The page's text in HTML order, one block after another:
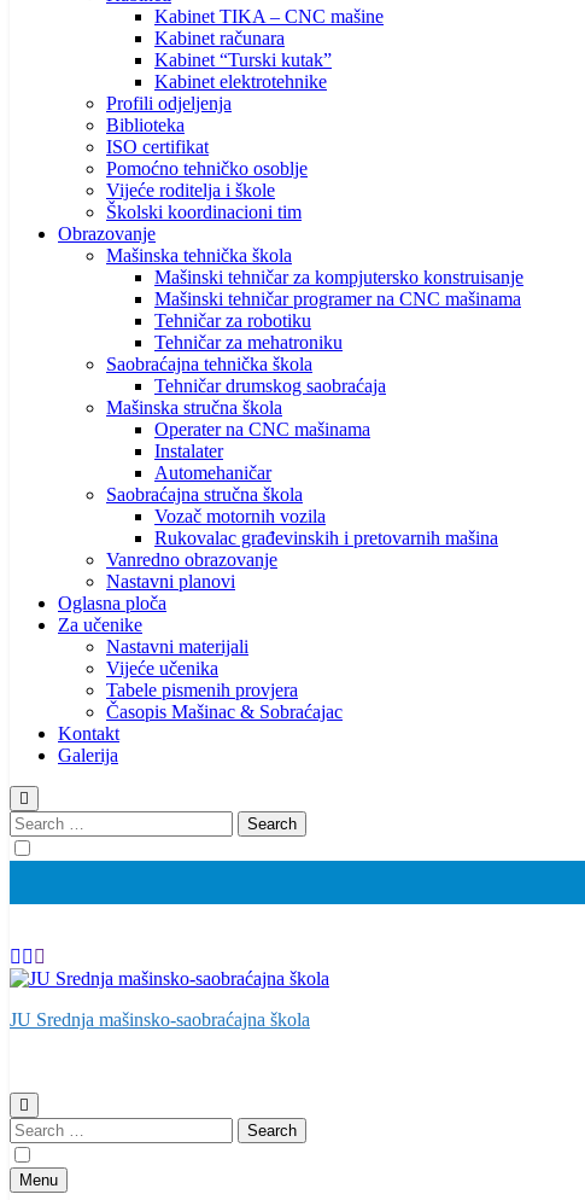
Kabinet TIKA – CNC mašine
Kabinet računara
Kabinet “Turski kutak”
Kabinet elektrotehnike
Profili odjeljenja
Biblioteka
ISO certifikat
Pomoćno tehničko osoblje
Vijeće roditelja i škole
Školski koordinacioni tim
Obrazovanje
Mašinska tehnička škola
Mašinski tehničar za kompjutersko konstruisanje
Mašinski tehničar programer na CNC mašinama
Tehničar za robotiku
Tehničar za mehatroniku
Saobraćajna tehnička škola
Tehničar drumskog saobraćaja
Mašinska stručna škola
Operater na CNC mašinama
Instalater
Automehaničar
Saobraćajna stručna škola
Vozač motornih vozila
Rukovalac građevinskih i pretovarnih mašina
Vanredno obrazovanje
Nastavni planovi
Oglasna ploča
Za učenike
Nastavni materijali
Vijeće učenika
Tabele pismenih provjera
Časopis Mašinac & Sobraćajac
Kontakt
Galerija
Search
for:
JU Srednja mašinsko-saobraćajna škola
Search
for:
Menu